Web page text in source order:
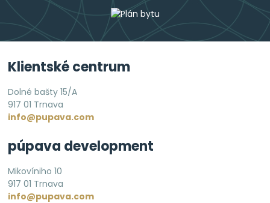
Klientské centrum
Dolné bašty 15/A
917 01 Trnava
info@pupava.com
púpava development
Mikovíniho 10
917 01 Trnava
info@pupava.com